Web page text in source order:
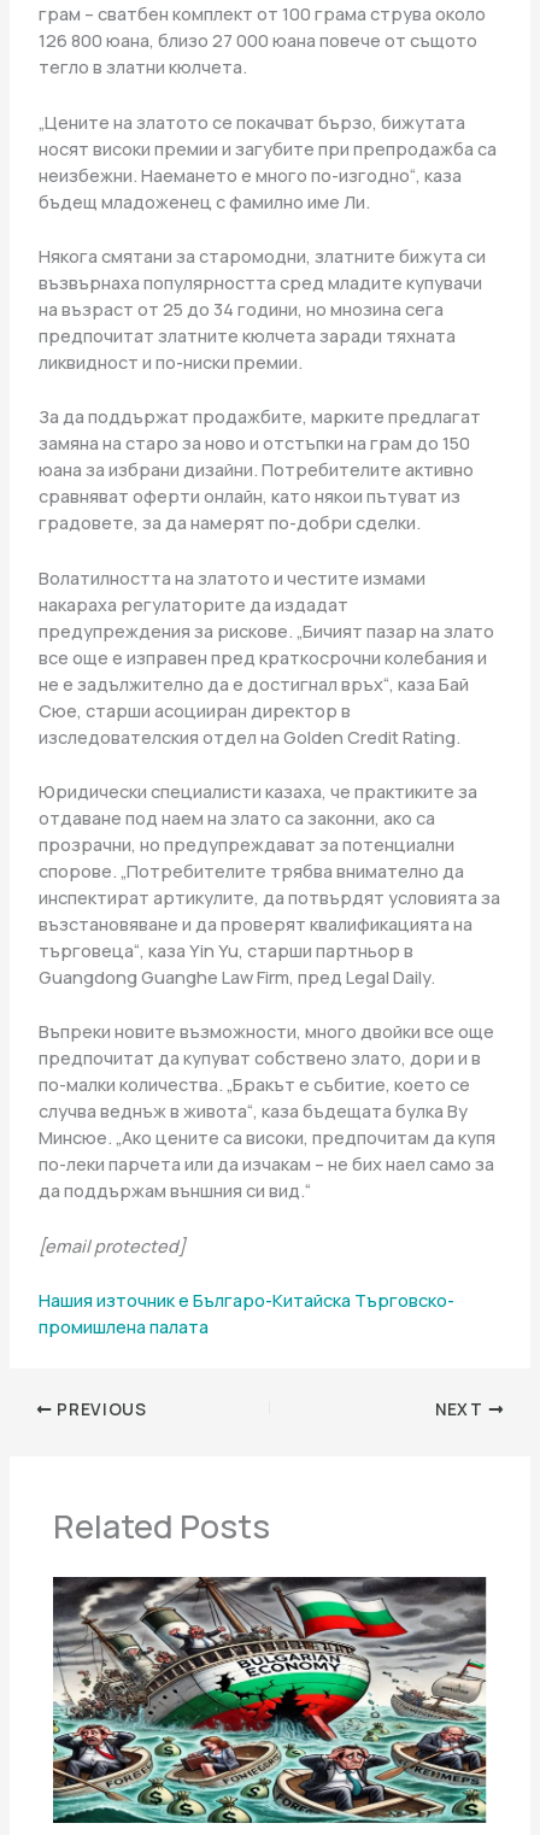
грам – сватбен комплект от 100 грама струва около
126 800 юана, близо 27 000 юана повече от същото
тегло в златни кюлчета.
„Цените на златото се покачват бързо, бижутата
носят високи премии и загубите при препродажба са
неизбежни. Наемането е много по-изгодно“, каза
бъдещ младоженец с фамилно име Ли.
Някога смятани за старомодни, златните бижута си
възвърнаха популярността сред младите купувачи
на възраст от 25 до 34 години, но мнозина сега
предпочитат златните кюлчета заради тяхната
ликвидност и по-ниски премии.
За да поддържат продажбите, марките предлагат
замяна на старо за ново и отстъпки на грам до 150
юана за избрани дизайни. Потребителите активно
сравняват оферти онлайн, като някои пътуват из
градовете, за да намерят по-добри сделки.
Волатилността на златото и честите измами
накараха регулаторите да издадат
предупреждения за рискове. „Бичият пазар на злато
все още е изправен пред краткосрочни колебания и
не е задължително да е достигнал връх“, каза Бай
Сюе, старши асоцииран директор в
изследователския отдел на Golden Credit Rating.
Юридически специалисти казаха, че практиките за
отдаване под наем на злато са законни, ако са
прозрачни, но предупреждават за потенциални
спорове. „Потребителите трябва внимателно да
инспектират артикулите, да потвърдят условията за
възстановяване и да проверят квалификацията на
търговеца“, каза Yin Yu, старши партньор в
Guangdong Guanghe Law Firm, пред Legal Daily.
Въпреки новите възможности, много двойки все още
предпочитат да купуват собствено злато, дори и в
по-малки количества. „Бракът е събитие, което се
случва веднъж в живота“, каза бъдещата булка Ву
Минсюе. „Ако цените са високи, предпочитам да купя
по-леки парчета или да изчакам – не бих наел само за
да поддържам външния си вид.“
[email protected]
Нашия източник е Българо-Китайска Търговско-
промишлена палaта
PREVIOUS NEXT
Related Posts